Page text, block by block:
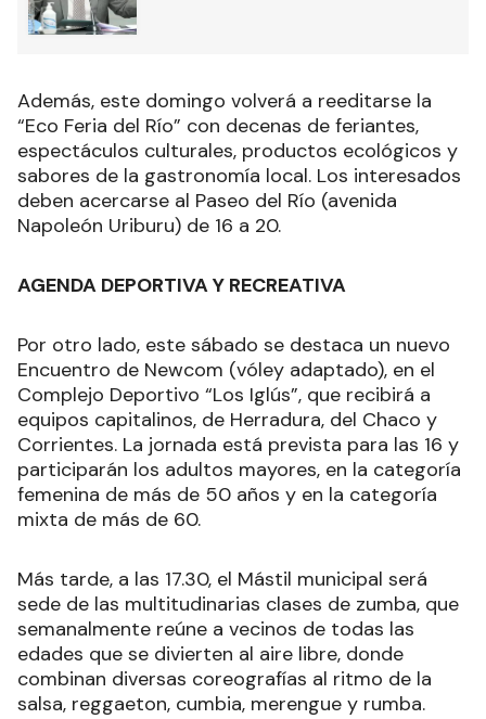
Además, este domingo volverá a reeditarse la
“Eco Feria del Río” con decenas de feriantes,
espectáculos culturales, productos ecológicos y
sabores de la gastronomía local. Los interesados
deben acercarse al Paseo del Río (avenida
Napoleón Uriburu) de 16 a 20.
AGENDA DEPORTIVA Y RECREATIVA
Por otro lado, este sábado se destaca un nuevo
Encuentro de Newcom (vóley adaptado), en el
Complejo Deportivo “Los Iglús”, que recibirá a
equipos capitalinos, de Herradura, del Chaco y
Corrientes. La jornada está prevista para las 16 y
participarán los adultos mayores, en la categoría
femenina de más de 50 años y en la categoría
mixta de más de 60.
Más tarde, a las 17.30, el Mástil municipal será
sede de las multitudinarias clases de zumba, que
semanalmente reúne a vecinos de todas las
edades que se divierten al aire libre, donde
combinan diversas coreografías al ritmo de la
salsa, reggaeton, cumbia, merengue y rumba.